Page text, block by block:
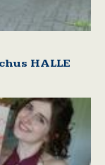
HALLE